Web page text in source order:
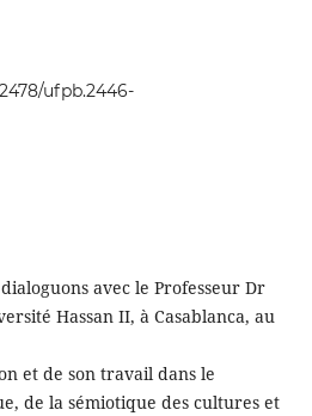
ufpb.2446-
avec le Professeur Dr
Hassan II, à Casablanca, au
et de son travail dans le
de la sémiotique des cultures et